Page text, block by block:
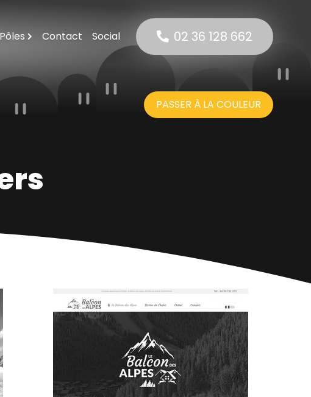
PASSER À LA COULEUR
Pôles
Sur Le Net
Contact Social 02 36 128 662